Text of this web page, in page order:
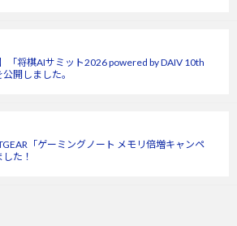
「将棋AIサミット2026 powered by DAIV 10th
開しました。
「ゲーミングノート メモリ倍増キャンペ
た！